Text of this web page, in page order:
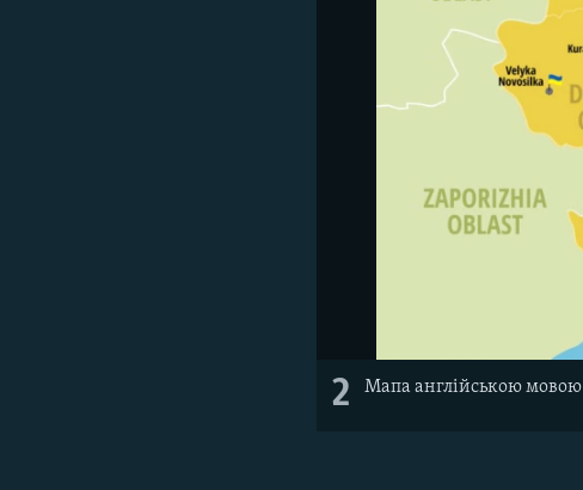
2 Мапа англійською мовою